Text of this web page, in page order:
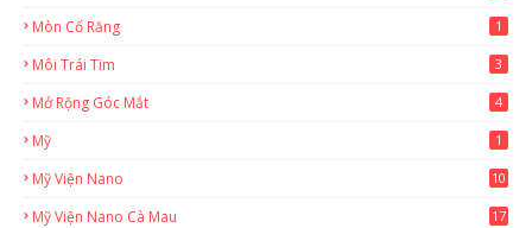
Mòn Cổ Răng 1
Môi Trái Tim 3
Mở Rộng Góc Mắt 4
Mỹ 1
Mỹ Viện Nano 10
Mỹ Viện Nano Cà Mau
17